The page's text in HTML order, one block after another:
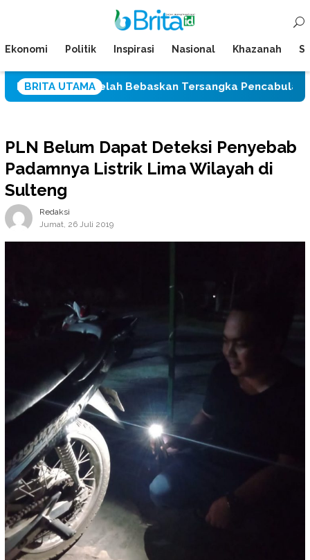
Mobile
Ekonomi Politik Inspirasi Nasional Khazanah
BRITA UTAMA
Bebaskan Tersangka Pencabulan Tiga Siswi SD
PLN Belum Dapat Deteksi Penyebab
Padamnya Listrik Lima Wilayah di
Sulteng
Redaksi
Jumat, 26 Juli 2019